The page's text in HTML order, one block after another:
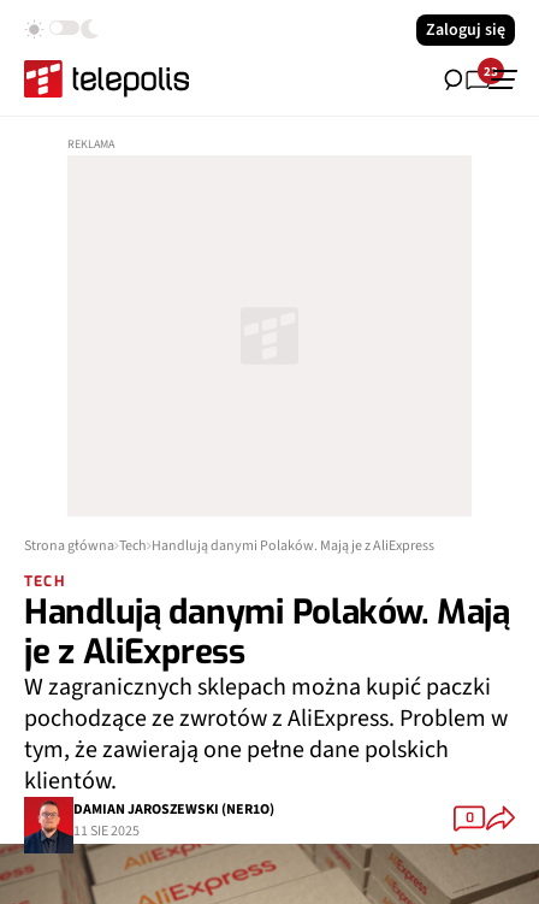
Zaloguj się
23
Strona główna Tech Handlują danymi Polaków. Mają je z AliExpress
TECH
Handlują danymi Polaków. Mają
je z AliExpress
W zagranicznych sklepach można kupić paczki
pochodzące ze zwrotów z AliExpress. Problem w
tym, że zawierają one pełne dane polskich
klientów.
DAMIAN JAROSZEWSKI (NER1O)
11 SIE 2025
0